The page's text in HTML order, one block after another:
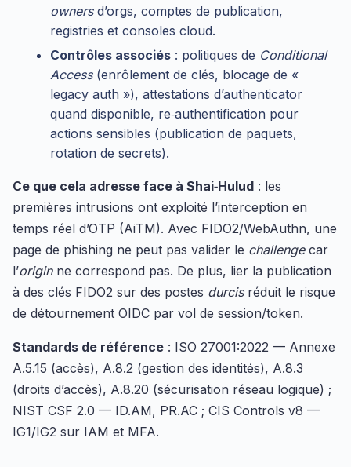
ownersd’orgs, comptes de publication,
registries et consoles cloud.
Contrôles associés : politiques de Conditional
Access(enrôlement de clés, blocage de «
legacy auth »), attestations d’authenticator
quand disponible, re‑authentification pour
actions sensibles (publication de paquets,
rotation de secrets).
Ce que cela adresse face à Shai‑Hulud : les
premières intrusions ont exploité l’interception en
temps réel d’OTP (AiTM). Avec FIDO2/WebAuthn, une
page de phishing ne peut pas valider le challengecar
l’originne correspond pas. De plus, lier la publication
à des clés FIDO2 sur des postes durcisréduit le risque
de détournement OIDC par vol de session/token.
Standards de référence : ISO 27001:2022 — Annexe
A.5.15 (accès), A.8.2 (gestion des identités), A.8.3
(droits d’accès), A.8.20 (sécurisation réseau logique) ;
NIST CSF 2.0 — ID.AM, PR.AC ; CIS Controls v8 —
IG1/IG2 sur IAM et MFA.